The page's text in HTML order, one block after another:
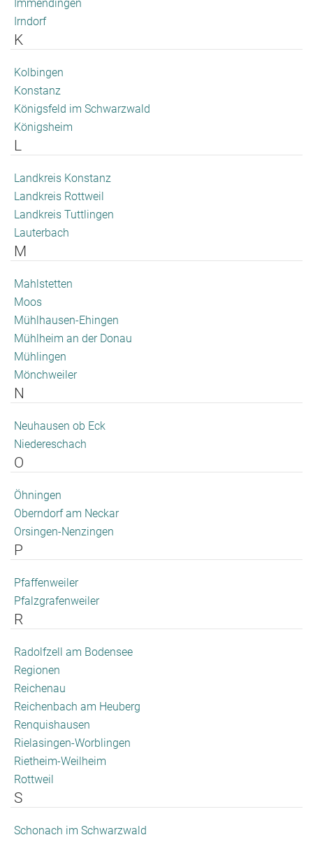
Immendingen
Irndorf
K
Kolbingen
Konstanz
Königsfeld im Schwarzwald
Königsheim
L
Landkreis Konstanz
Landkreis Rottweil
Landkreis Tuttlingen
Lauterbach
M
Mahlstetten
Moos
Mühlhausen-Ehingen
Mühlheim an der Donau
Mühlingen
Mönchweiler
N
Neuhausen ob Eck
Niedereschach
O
Öhningen
Oberndorf am Neckar
Orsingen-Nenzingen
P
Pfaffenweiler
Pfalzgrafenweiler
R
Radolfzell am Bodensee
Regionen
Reichenau
Reichenbach am Heuberg
Renquishausen
Rielasingen-Worblingen
Rietheim-Weilheim
Rottweil
S
Schonach im Schwarzwald